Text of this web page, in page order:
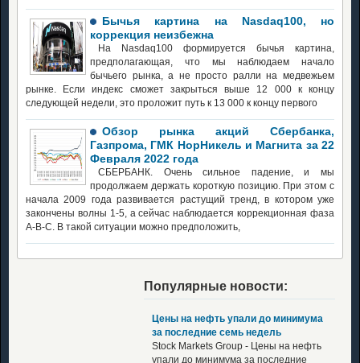
Бычья картина на Nasdaq100, но
коррекция неизбежна
На Nasdaq100 формируется бычья картина,
предполагающая, что мы наблюдаем начало
бычьего рынка, а не просто ралли на медвежьем
рынке. Если индекс сможет закрыться выше 12 000 к концу
следующей недели, это проложит путь к 13 000 к концу первого
Обзор рынка акций Сбербанка,
Газпрома, ГМК НорНикель и Магнита за 22
Февраля 2022 года
СБЕРБАНК. Очень сильное падение, и мы
продолжаем держать короткую позицию. При этом с
начала 2009 года развивается растущий тренд, в котором уже
закончены волны 1-5, а сейчас наблюдается коррекционная фаза
А-В-С. В такой ситуации можно предположить,
Популярные новости:
Цены на нефть упали до минимума
за последние семь недель
Stock Markets Group - Цены на нефть
упали до минимума за последние